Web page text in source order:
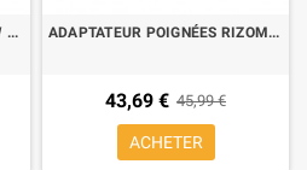
Levier de embrayage pour BMW F 650 GS 04-, G 650 GS, Husqvarna TR 650 strada/terra 13- ADAPTATEUR POIGNÉES RIZOMA GR421B pour BMW R nine T
43,69 € 45,99 €
ACHETER